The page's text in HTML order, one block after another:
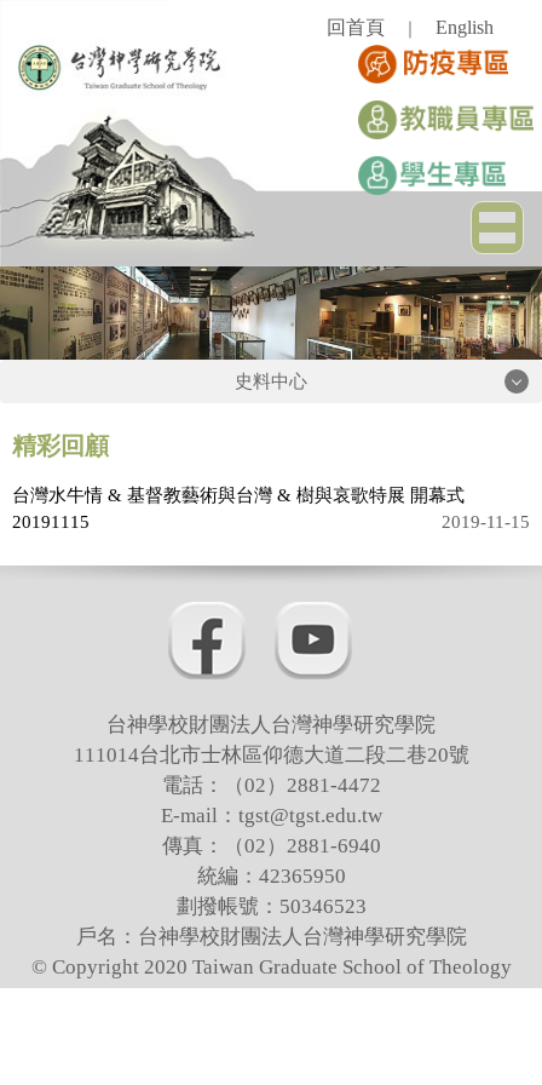
主
區
回首頁 English
史料中心
使用說明
成員聯絡
特展活動
精彩回顧
精彩回顧
台灣水牛情 & 基督教藝術與台灣 & 樹與哀歌特展 開幕式
20191115
2019-11-15
台神學校財團法人台灣神學研究學院
111014台北市士林區仰德大道二段二巷20號
電話：（02）2881-4472
E-mail：tgst@tgst.edu.tw
傳真：（02）2881-6940
統編：42365950
劃撥帳號：50346523
戶名：台神學校財團法人台灣神學研究學院
© Copyright 2020 Taiwan Graduate School of Theology